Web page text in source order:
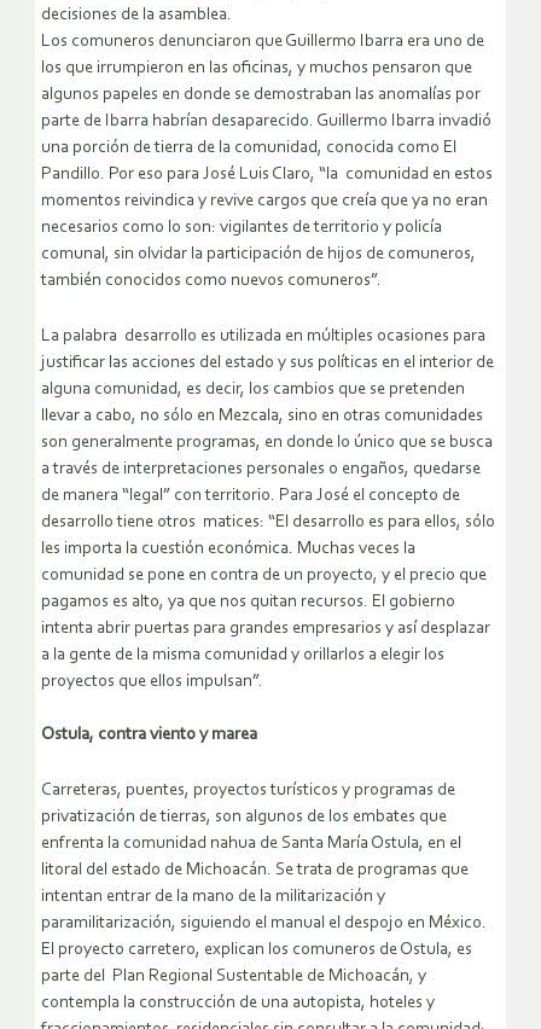
decisiones de la asamblea.
Los comuneros denunciaron que Guillermo Ibarra era uno de
los que irrumpieron en las oficinas, y muchos pensaron que
algunos papeles en donde se demostraban las anomalías por
parte de Ibarra habrían desaparecido. Guillermo Ibarra invadió
una porción de tierra de la comunidad, conocida como El
Pandillo. Por eso para José Luis Claro, “la comunidad en estos
momentos reivindica y revive cargos que creía que ya no eran
necesarios como lo son: vigilantes de territorio y policía
comunal, sin olvidar la participación de hijos de comuneros,
también conocidos como nuevos comuneros”.
La palabra desarrollo es utilizada en múltiples ocasiones para
justificar las acciones del estado y sus políticas en el interior de
alguna comunidad, es decir, los cambios que se pretenden
llevar a cabo, no sólo en Mezcala, sino en otras comunidades
son generalmente programas, en donde lo único que se busca
a través de interpretaciones personales o engaños, quedarse
de manera “legal” con territorio. Para José el concepto de
desarrollo tiene otros matices: “El desarrollo es para ellos, sólo
les importa la cuestión económica. Muchas veces la
comunidad se pone en contra de un proyecto, y el precio que
pagamos es alto, ya que nos quitan recursos. El gobierno
intenta abrir puertas para grandes empresarios y así desplazar
a la gente de la misma comunidad y orillarlos a elegir los
proyectos que ellos impulsan”.
Ostula, contra viento y marea
Carreteras, puentes, proyectos turísticos y programas de
privatización de tierras, son algunos de los embates que
enfrenta la comunidad nahua de Santa María Ostula, en el
litoral del estado de Michoacán. Se trata de programas que
intentan entrar de la mano de la militarización y
paramilitarización, siguiendo el manual el despojo en México.
El proyecto carretero, explican los comuneros de Ostula, es
parte del Plan Regional Sustentable de Michoacán, y
contempla la construcción de una autopista, hoteles y